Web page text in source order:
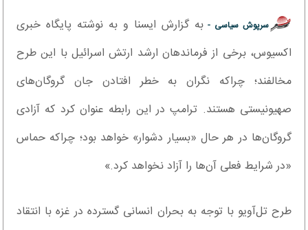
سرپوش سیاسی - به گزارش ایسنا و به نوشته پایگاه خبری
اکسیوس، برخی از فرماندهان ارشد ارتش اسرائیل با این طرح
مخالفند؛ چراکه نگران به خطر افتادن جان گروگان‌های
صهیونیستی هستند. ترامپ در این رابطه عنوان کرد که آزادی
گروگان‌ها در هر حال «بسیار دشوار» خواهد بود؛ چراکه حماس
«در شرایط فعلی آن‌ها را آزاد نخواهد کرد.»
طرح تل‌آویو با توجه به بحران انسانی گسترده در غزه با انتقاد